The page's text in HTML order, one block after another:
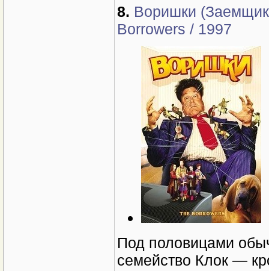
8. Воришки
Borrowers / 1997
Под половицами
семейство Клок —